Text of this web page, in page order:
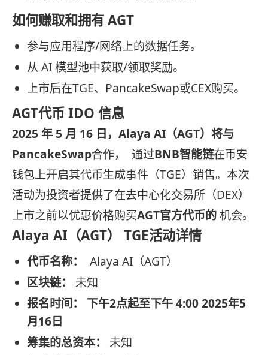
如何赚取和拥有 AGT
参与应用程序/网络上的数据任务。
从 AI 模型池中获取/领取奖励。
上市后在TGE、PancakeSwap或CEX购买。
AGT代币 IDO 信息
2025 年 5 月 16 日，Alaya AI（AGT）将与
PancakeSwap合作， 通过BNB智能链在币安
钱包上开启其代币生成事件（TGE）销售。本次
活动为投资者提供了在去中心化交易所（DEX）
上市之前以优惠价格购买AGT官方代币的机会。
Alaya AI（AGT） TGE活动详情
代币名称：
Alaya AI（AGT）
区块链：
未知
报名时间：
下午2点起至下午 4:00 2025年5
月16日
筹集的总资本：
未知